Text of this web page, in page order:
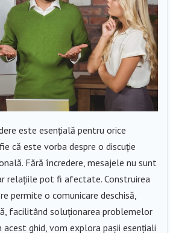
este esențială pentru orice
că este vorba despre o discuție
Fără încredere, mesajele nu sunt
relațiile pot fi afectate. Construirea
permite o comunicare deschisă,
facilitând soluționarea problemelor
ghid, vom explora pașii esențiali